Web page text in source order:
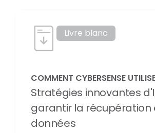
Livre blanc
COMMENT CYBERSENSE
Stratégies innovantes
garantir la récupération
données